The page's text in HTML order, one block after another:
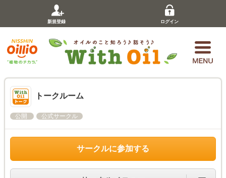
新規登録 ログイン
トークルーム
公開 公式サークル
サークルに参加する